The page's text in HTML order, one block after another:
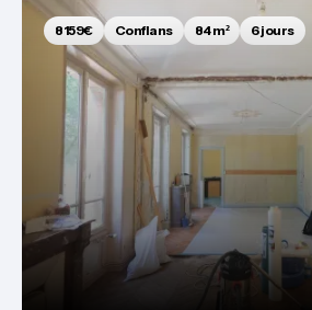
8159€ Conflans 84 m² 6 jours